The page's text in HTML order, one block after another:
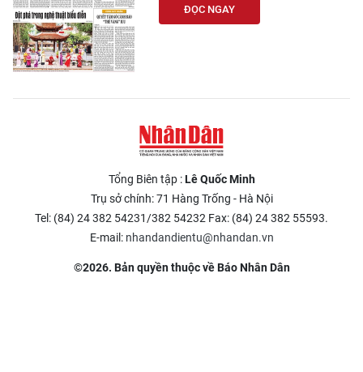
ĐỌC NGAY
Tổng Biên tập :Lê Quốc Minh
Trụ sở chính: 71 Hàng Trống - Hà Nội
Tel: (84) 24 382 54231/382 54232 Fax: (84) 24 382 55593.
E-mail: nhandandientu@nhandan.vn
©2026. Bản quyền thuộc về Báo Nhân Dân